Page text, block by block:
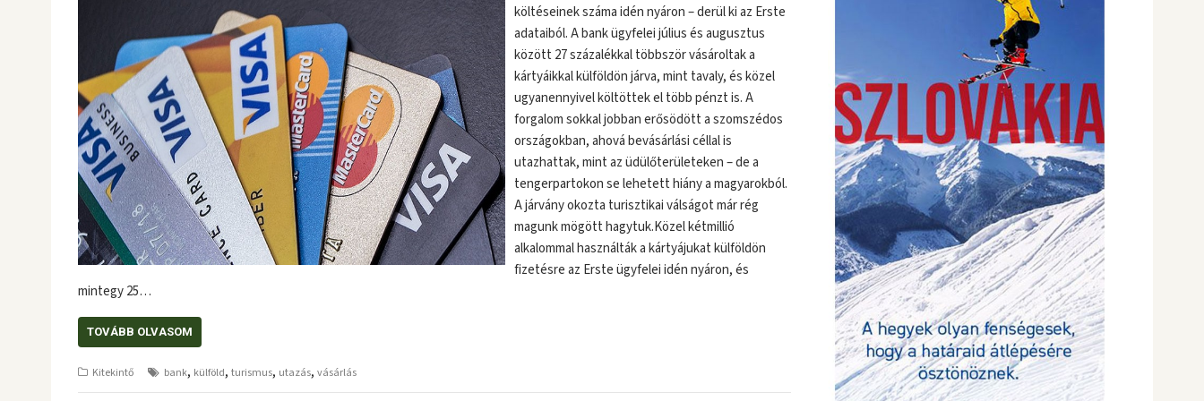
költéseinek száma idén nyáron – derül ki az Erste
adataiból. A bank ügyfelei július és augusztus
között 27 százalékkal többször vásároltak a
kártyáikkal külföldön járva, mint tavaly, és közel
ugyanennyivel költöttek el több pénzt is. A
forgalom sokkal jobban erősödött a szomszédos
országokban, ahová bevásárlási céllal is
utazhattak, mint az üdülőterületeken – de a
tengerpartokon se lehetett hiány a magyarokból.
A járvány okozta turisztikai válságot már rég
magunk mögött hagytuk.Közel kétmillió
alkalommal használták a kártyájukat külföldön
fizetésre az Erste ügyfelei idén nyáron, és
mintegy 25…
TOVÁBB OLVASOM
Kitekintő bank, külföld, turismus, utazás, vásárlás